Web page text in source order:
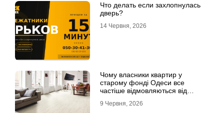
Что делать если захлопнулась
дверь?
14 Червня, 2026
Чому власники квартир у
старому фонді Одеси все
частіше відмовляються від
9 Червня, 2026